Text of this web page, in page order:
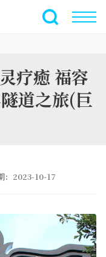
全文搜索
疗癒 福容
道之旅(巨
：2023-10-17